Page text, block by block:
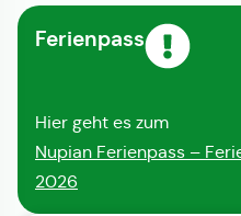
Ferienpass
Hier geht es zum
Nupian Ferienpass –
2026